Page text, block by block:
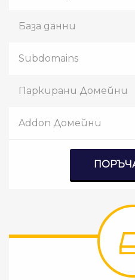
База данни
Subdomains
Паркирани Домейни
Addon Домейни